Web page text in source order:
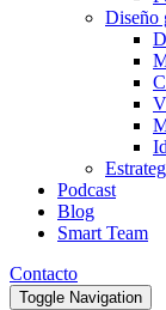
Diseño
Podcast
Blog
Smart Team
Contacto
Toggle Navigation